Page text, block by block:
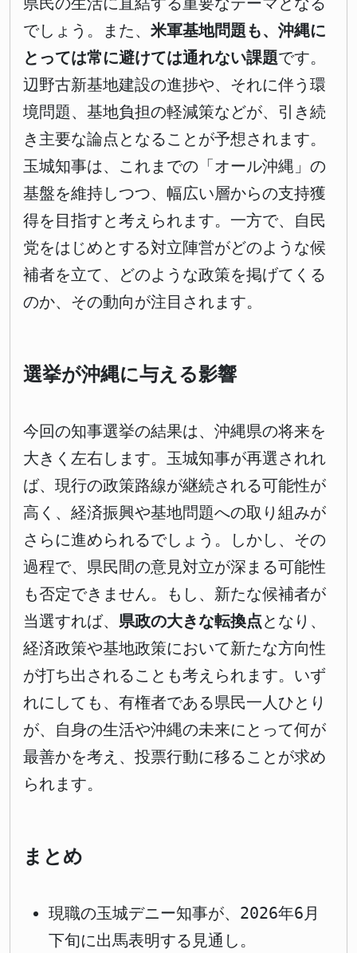
でしょう。また、 米軍基地問題も、沖縄に
とっては常に避けては通れない課題です。
辺野古新基地建設の進捗や、それに伴う環
境問題、基地負担の軽減策などが、引き続
き主要な論点となることが予想されます。
玉城知事は、これまでの「オール沖縄」の
基盤を維持しつつ、幅広い層からの支持獲
得を目指すと考えられます。一方で、自民
党をはじめとする対立陣営がどのような候
補者を立て、どのような政策を掲げてくる
のか、その動向が注目されます。
選挙が沖縄に与える影響
今回の知事選挙の結果は、沖縄県の将来を
大きく左右します。玉城知事が再選されれ
ば、現行の政策路線が継続される可能性が
高く、経済振興や基地問題への取り組みが
さらに進められるでしょう。しかし、その
過程で、県民間の意見対立が深まる可能性
も否定できません。もし、新たな候補者が
当選すれば、 県政の大きな転換点となり、
経済政策や基地政策において新たな方向性
が打ち出されることも考えられます。いず
れにしても、有権者である県民一人ひとり
が、自身の生活や沖縄の未来にとって何が
最善かを考え、投票行動に移ることが求め
られます。
まとめ
現職の玉城デニー知事が、2026年6月
下旬に出馬表明する見通し。